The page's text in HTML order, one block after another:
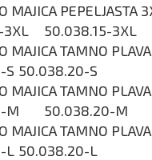
MAJICA PEPELJASTA
50.038.15-3XL
MAJICA TAMNO
S 50.038.20-S
MAJICA TAMNO
M
50.038.20-M
MAJICA TAMNO
L 50.038.20-L